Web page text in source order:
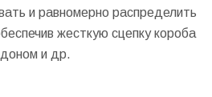
и равномерно распределить
жесткую сцепку короба
и др.